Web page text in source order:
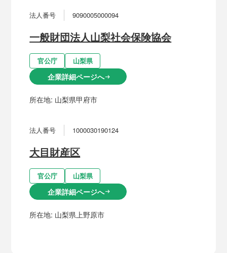
法人番号 9090005000094
一般財団法人山梨社会保険協会
官公庁 山梨県
企業詳細ページへarrow_right_alt
所在地: 山梨県甲府市
法人番号 1000030190124
大目財産区
官公庁 山梨県
企業詳細ページへarrow_right_alt
所在地: 山梨県上野原市